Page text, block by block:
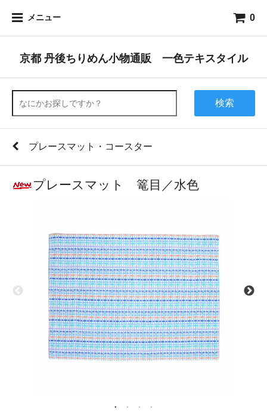
メニュー 0
京都 丹後ちりめん小物通販 一色テキスタイル
検索
プレースマット・コースター
プレースマット 篭目／水色